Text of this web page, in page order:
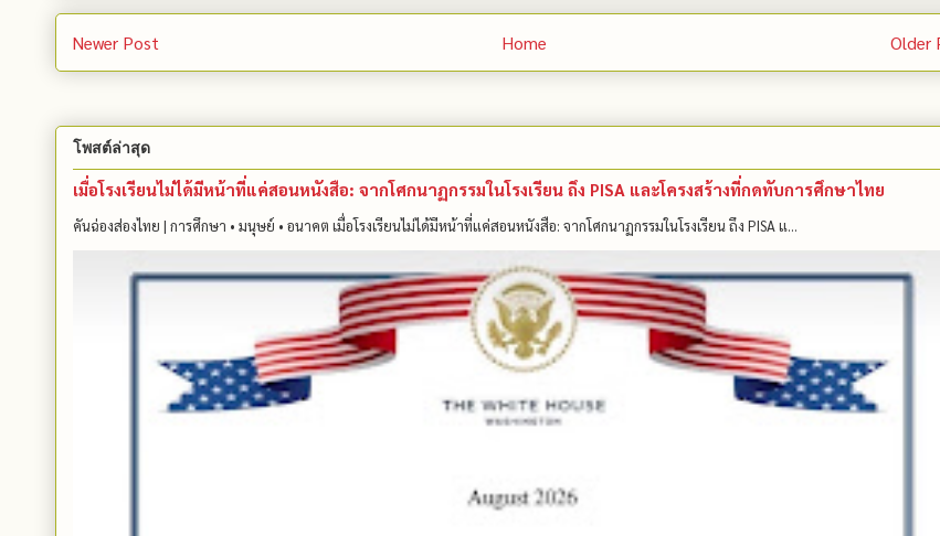
Newer Post Older
Home
โพสต์ล่าสุด
เมื่อโรงเรียนไม่ได้มีหน้าที่แค่สอนหนังสือ: จากโศกนาฏกรรมในโรงเรียน ถึง PISA และโครงสร้างที่กดทับการศึกษาไทย
คันฉ่องส่องไทย | การศึกษา • มนุษย์ • อนาคต เมื่อโรงเรียนไม่ได้มีหน้าที่แค่สอนหนังสือ: จากโศกนาฏกรรมในโรงเรียน ถึง PISA แ...